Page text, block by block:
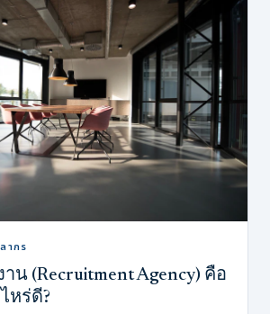
ากร
น (Recruitment Agency) คือ
หร่ดี?